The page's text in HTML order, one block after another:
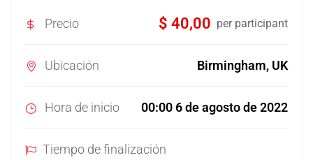
Precio $ 40,00 per participant
Ubicación Birmingham, UK
Hora de inicio 00:00 6 de agosto de 2022
Tiempo de finalización